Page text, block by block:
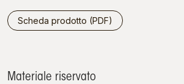
Scheda prodotto (PDF)
Materiale riservato